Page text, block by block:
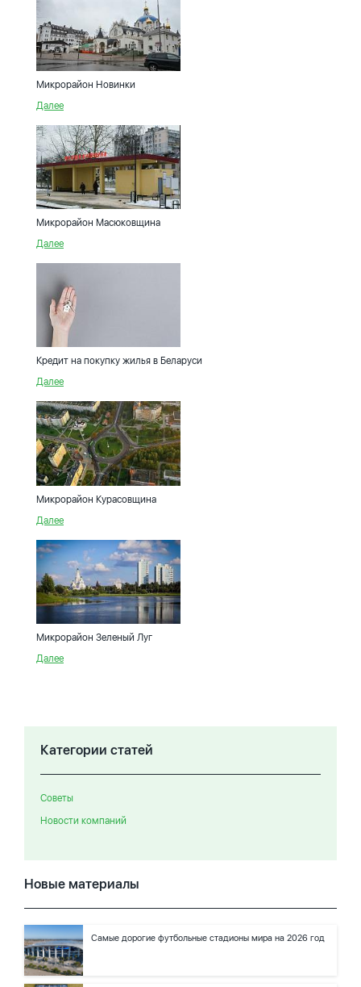
Микрорайон Новинки
Далее
Микрорайон Масюковщина
Далее
Кредит на покупку жилья в Беларуси
Далее
Микрорайон Курасовщина
Далее
Микрорайон Зеленый Луг
Далее
Категории статей
Советы
Новости компаний
Новые материалы
Самые дорогие футбольные стадионы мира на 2026 год